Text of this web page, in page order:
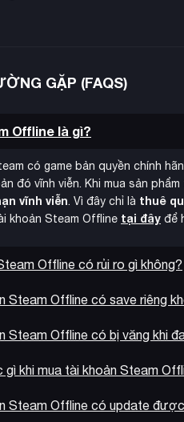
cho phép bạn tạo, tải
chơi khác.
GẶP (FAQS)
Offline là gì?
có game bản quyền chính
đó vĩnh viễn. Khi mua sản
vĩnh viễn. Vì đây chỉ là thuê
khoản Steam Offline tại đây để
Offline có rủi ro gì không?
Steam Offline có save riêng
Steam Offline có bị văng khi
khi mua tài khoản Steam
Steam Offline có update